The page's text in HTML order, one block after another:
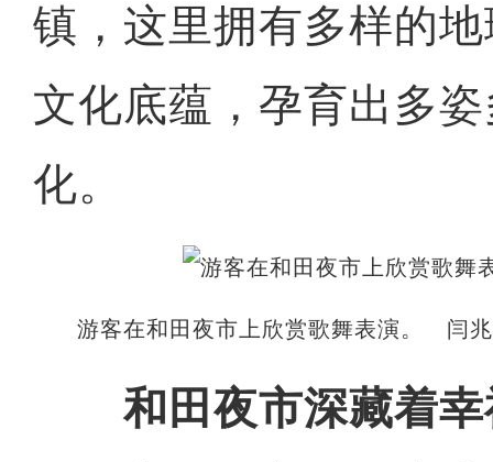
镇，这里拥有多样的
文化底蕴，孕育出多
化。
游客在和田夜市上欣赏歌舞表演。 闫
和田夜市深藏着